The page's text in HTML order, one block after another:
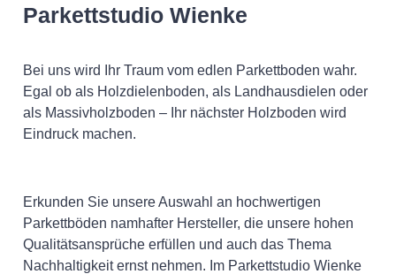
Parkettstudio Wienke
Bei uns wird Ihr Traum vom edlen Parkettboden wahr.
Egal ob als Holzdielenboden, als Landhausdielen oder
als Massivholzboden – Ihr nächster Holzboden wird
Eindruck machen.
Erkunden Sie unsere Auswahl an hochwertigen
Parkettböden namhafter Hersteller, die unsere hohen
Qualitätsansprüche erfüllen und auch das Thema
Nachhaltigkeit ernst nehmen. Im Parkettstudio Wienke